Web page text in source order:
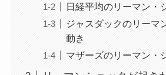
日経平均のリーマン・
ジャスダックのリーマ
動き
マザーズのリーマン・